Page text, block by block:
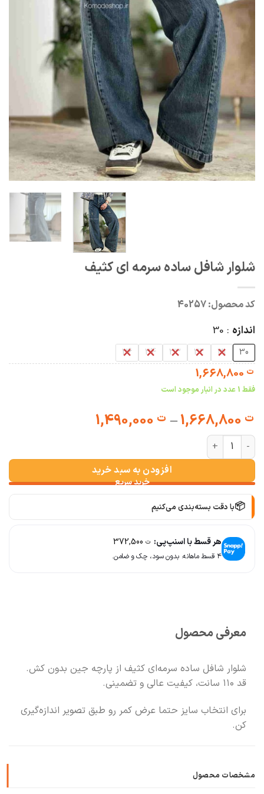
شلوار شافل ساده سرمه ای کثیف
کد محصول:40257
اندازه 30
30
31
32
33
34
36
ت1,668,800
فقط 1 عدد در انبار موجود است
ت1,668,800
– ت1,490,000
Price
through
ت 1,668,800
شلوار شافل ساده سرمه ای کثیف عدد
افزودن به سبد خرید
📦با دقت بسته‌بندی می‌کنیم
🧡بعد از خرید هم کنارتیم
هر قسط با اسنپ‌پی: ت372,500
۴ قسط ماهانه. بدون سود، چک و ضامن.
معرفی محصول
شلوار شافل ساده سرمه‌ای کثیف از پارچه جین بدون کش.
قد ۱۱۰ سانت، کیفیت عالی و تضمینی.
برای انتخاب سایز حتما عرض کمر رو طبق تصویر اندازه‌گیری
کن.
مشخصات محصول